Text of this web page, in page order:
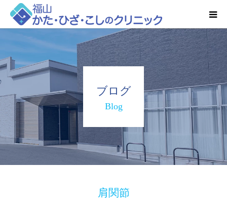
ブログ
Blog
肩関節
HOME
お知らせ
クリニック紹介
得意とする検査・治療